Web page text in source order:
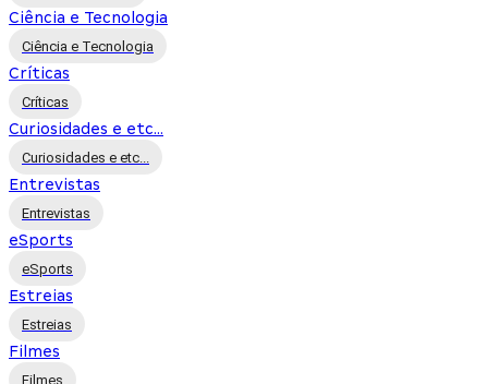
Ciência e Tecnologia
Ciência e Tecnologia
Críticas
Críticas
Curiosidades e etc...
Curiosidades e etc...
Entrevistas
Entrevistas
eSports
eSports
Estreias
Estreias
Filmes
Filmes